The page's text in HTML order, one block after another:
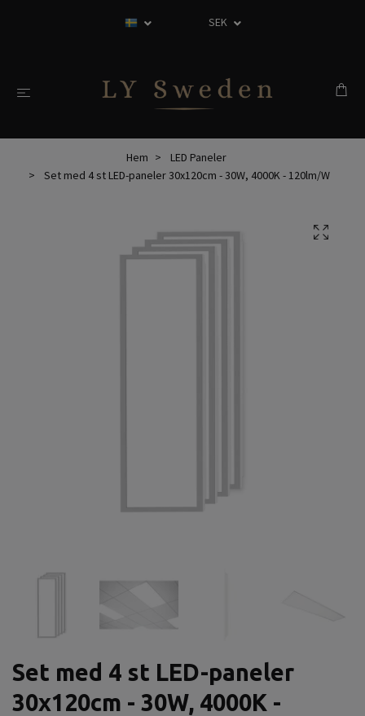
SEK
Hem
LED Paneler
Set med 4 st LED-paneler 30x120cm - 30W, 4000K - 120lm/W
Set med 4 st LED-paneler
30x120cm - 30W, 4000K -